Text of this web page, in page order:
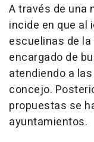
A través de una
incide en que al
escuelinas de
encargado de
atendiendo a
concejo.
propuestas se
ayuntamientos.